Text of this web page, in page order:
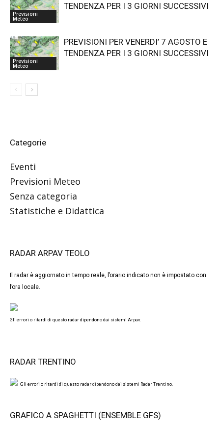
Previsioni
Meteo
TENDENZA PER I 3 GIORNI SUCCESSIVI
Previsioni
Meteo
PREVISIONI PER VENERDI’ 7 AGOSTO E
TENDENZA PER I 3 GIORNI SUCCESSIVI
Categorie
Eventi
Previsioni Meteo
Senza categoria
Statistiche e Didattica
RADAR ARPAV TEOLO
Il radar è aggiornato in tempo reale, l’orario indicato non è impostato con
l’ora locale.
Gli errori o ritardi di questo radar dipendono dai sistemi Arpav.
RADAR TRENTINO
Gli errori o ritardi di questo radar dipendono dai sistemi Radar Trentino.
GRAFICO A SPAGHETTI (ENSEMBLE GFS)